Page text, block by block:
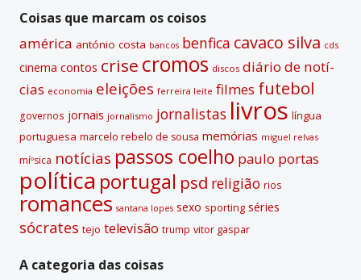
Coisas que marcam os coisos
américa antónio costa bancos benfica cavaco silva cds
cinema contos crise cromos discos diário de notí­
cias economia eleições ferreira leite filmes futebol
governos jornais jornalismo jornalistas livros lí­ngua
portuguesa marcelo rebelo de sousa memórias miguel relvas
míºsica notí­cias passos coelho paulo portas
polí­tica portugal psd religião rios
romances santana lopes sexo sporting séries
sócrates tejo televisão trump vitor gaspar
A categoria das coisas